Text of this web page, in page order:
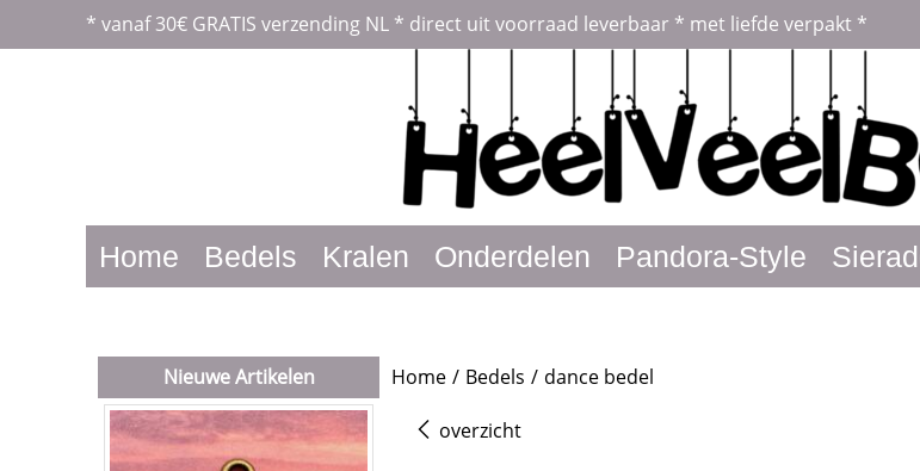
* vanaf 30€ GRATIS verzending NL * direct uit voorraad leverbaar * met liefde verpakt *
Home Bedels Kralen Onderdelen Pandora-Style
Nieuwe Artikelen Home / Bedels / dance bedel
overzicht